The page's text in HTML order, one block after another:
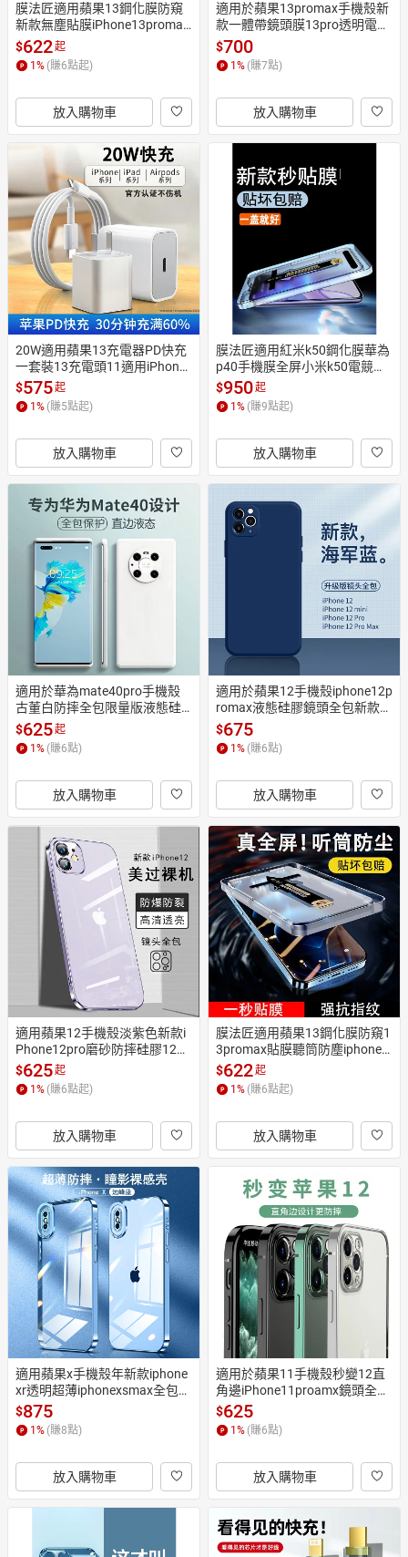
膜法匠適用蘋果13鋼化膜防窺
新款無塵貼膜iPhone13promax
手機膜全屏抗摔pro聽筒防塵p
m秒貼保護高清全屏覆蓋
$622起
1% (賺6點起)
放入購物車
適用於蘋果13promax手機殼新
款一體帶鏡頭膜13pro透明電鍍
防摔保護套iPhone13全包軟硅
膠簡約ip高級感潮男por
$700
1% (賺7點)
放入購物車
20W適用蘋果13充電器PD快充
一套裝13充電頭11適用iPhone
12pro快速充電8plus通用xr/xs
max數據線ipad插頭mini
$575起
1 % (賺5點起)
放入購物車
膜法匠適用紅米k50鋼化膜華為
p40手機膜全屏小米k50電競版r
edmi40高清全覆蓋nova7全包r
eno6玻璃保護貼膜懶30
$950起
1 % (賺9點起)
放入購物車
適用於華為mate40pro手機殼
古董白防摔全包限量版液態硅
膠mate40pro+個性創意高檔新
品40全包防超薄保護套
$625起
1% (賺6點)
放入購物車
適用於蘋果12手機殼iphone12p
romax液態硅膠鏡頭全包新款1
2個性創意12 promax防摔保護
套簡約12超薄網紅ins
$675
1% (賺6點)
放入購物車
適用蘋果12手機殼淡紫色新款i
Phone12pro磨砂防摔硅膠12透
明保護套12promax女款網紅12
mini限量款十二por潮男
$625起
1 % (賺6點起)
放入購物車
膜法匠適用蘋果13鋼化膜防窺1
3promax貼膜聽筒防塵iphone1
3pro全包高清保護膜防偷看12
手機膜mini防摔抗指紋
$622起
1 % (賺6點起)
放入購物車
適用蘋果x手機殼年新款iphone
xr透明超薄iphonexsmax全包防
摔xsxmax外套簡約x潮男ins風
網紅女xmax爆款xs
$875
1 % (賺8點)
放入購物車
適用於蘋果11手機殼秒變12直
角邊iPhone11proamx鏡頭全包
11pro硅膠軟殼11p防摔潮男網
紅女pro電鍍高檔保護套
$625
1 % (賺6點)
放入購物車